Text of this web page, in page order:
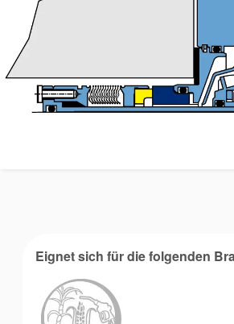
Produktbroschüren
Video
Eignet sich für die folgenden